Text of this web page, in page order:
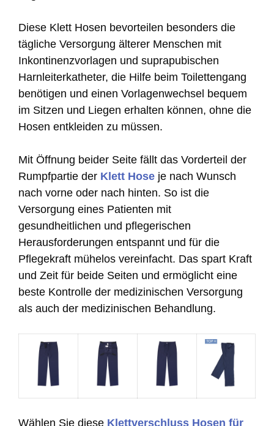
Diese Klett Hosen bevorteilen besonders die
tägliche Versorgung älterer Menschen mit
Inkontinenzvorlagen und suprapubischen
Harnleiterkatheter, die Hilfe beim Toilettengang
benötigen und einen Vorlagenwechsel bequem
im Sitzen und Liegen erhalten können, ohne die
Hosen entkleiden zu müssen.
Mit Öffnung beider Seite fällt das Vorderteil der
Rumpfpartie der Klett Hose je nach Wunsch
nach vorne oder nach hinten. So ist die
Versorgung eines Patienten mit
gesundheitlichen und pflegerischen
Herausforderungen entspannt und für die
Pflegekraft mühelos vereinfacht. Das spart Kraft
und Zeit für beide Seiten und ermöglicht eine
beste Kontrolle der medizinischen Versorgung
als auch der medizinischen Behandlung.
Wählen Sie diese Klettverschluss Hosen für